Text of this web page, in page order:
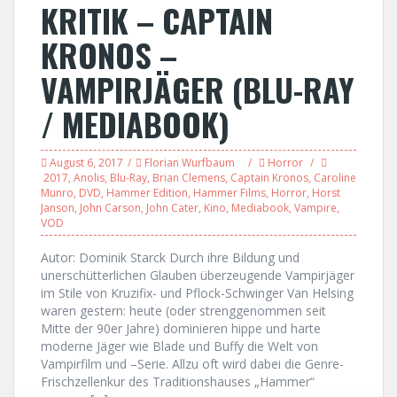
KRITIK – CAPTAIN
KRONOS –
VAMPIRJÄGER (BLU-RAY
/ MEDIABOOK)
August 6, 2017 Florian Wurfbaum
Horror
2017, Anolis, Blu-Ray, Brian Clemens, Captain Kronos, Caroline
Munro, DVD, Hammer Edition, Hammer Films, Horror, Horst
Janson, John Carson, John Cater, Kino, Mediabook, Vampire,
VOD
Autor: Dominik Starck Durch ihre Bildung und
unerschütterlichen Glauben überzeugende Vampirjäger
im Stile von Kruzifix- und Pflock-Schwinger Van Helsing
waren gestern: heute (oder strenggenommen seit
Mitte der 90er Jahre) dominieren hippe und harte
moderne Jäger wie Blade und Buffy die Welt von
Vampirfilm und –Serie. Allzu oft wird dabei die Genre-
Frischzellenkur des Traditionshauses „Hammer“